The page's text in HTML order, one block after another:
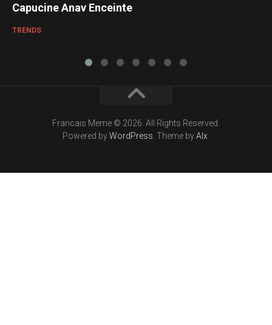
Capucine Anav Enceinte
TRENDS
Francais Meme © 2026. All Rights Reserved.
Powered byWordPress . Theme byAlx